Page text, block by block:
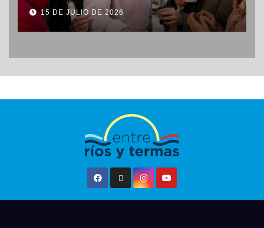
15 DE JULIO DE 2026